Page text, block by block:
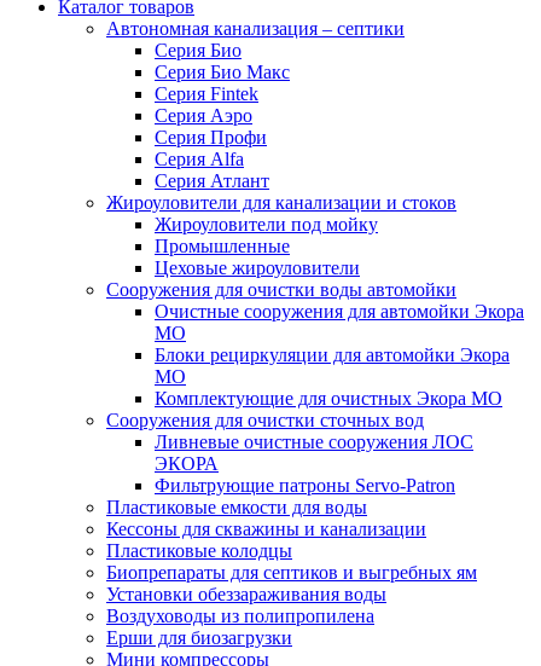
Каталог товаров
Автономная канализация – септики
Серия Био
Серия Био Макс
Серия Fintek
Серия Аэро
Серия Профи
Серия Alfa
Серия Атлант
Жироуловители для канализации и стоков
Жироуловители под мойку
Промышленные
Цеховые жироуловители
Сооружения для очистки воды автомойки
Очистные сооружения для автомойки Экора
МО
Блоки рециркуляции для автомойки Экора
МО
Комплектующие для очистных Экора МО
Сооружения для очистки сточных вод
Ливневые очистные сооружения ЛОС
ЭКОРА
Фильтрующие патроны Servo-Patron
Пластиковые емкости для воды
Кессоны для скважины и канализации
Пластиковые колодцы
Биопрепараты для септиков и выгребных ям
Установки обеззараживания воды
Воздуховоды из полипропилена
Ерши для биозагрузки
Мини компрессоры